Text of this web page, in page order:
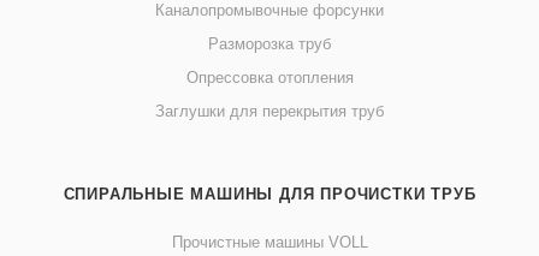
Каналопромывочные форсунки
Разморозка труб
Опрессовка отопления
Заглушки для перекрытия труб
СПИРАЛЬНЫЕ МАШИНЫ ДЛЯ ПРОЧИСТКИ ТРУБ
Прочистные машины VOLL